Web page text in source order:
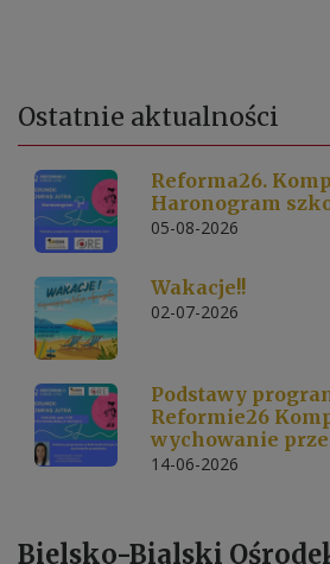
Ostatnie aktualności
Reforma26.
Haronogram
05-08-2026
Wakacje!!
02-07-2026
Podstawy
Reformie26
wychowanie
14-06-2026
Bielsko-Bialski